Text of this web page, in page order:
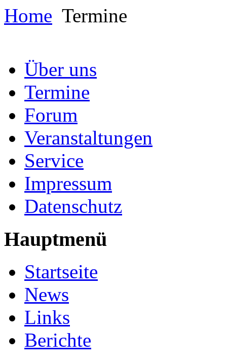
Home Termine
Über uns
Termine
Forum
Veranstaltungen
Service
Impressum
Datenschutz
Hauptmenü
Startseite
News
Links
Berichte